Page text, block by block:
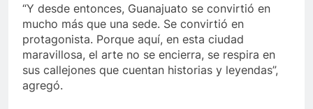
“Y desde entonces, Guanajuato se convirtió en
mucho más que una sede. Se convirtió en
protagonista. Porque aquí, en esta ciudad
maravillosa, el arte no se encierra, se respira en
sus callejones que cuentan historias y leyendas”,
agregó.